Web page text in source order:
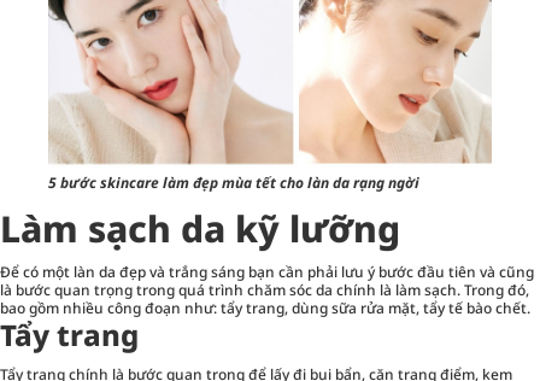
5 bước skincare làm đẹp mùa tết cho làn da rạng ngời
Làm sạch da kỹ lưỡng
Để có một làn da đẹp và trắng sáng bạn cần phải lưu ý bước đầu tiên và cũng
là bước quan trọng trong quá trình chăm sóc da chính là làm sạch. Trong đó,
bao gồm nhiều công đoạn như: tẩy trang, dùng sữa rửa mặt, tẩy tế bào chết.
Tẩy trang
Tẩy trangchính là bước quan trọng để lấy đi bụi bẩn, cặn trang điểm, kem